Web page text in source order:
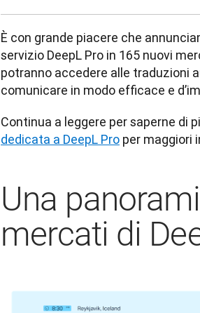
È con grande piacere che
servizio DeepL Pro in 165 nuovi
potranno accedere alle traduzioni
comunicare in modo efficace e
Continua a leggere per saperne di
dedicata a DeepL Pro per maggiori
Una
mercati di